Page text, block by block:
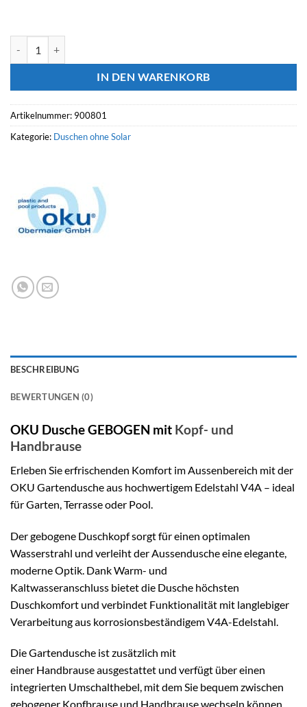
IN DEN WARENKORB
Artikelnummer: 900801
Kategorie: Duschen ohne Solar
BESCHREIBUNG
BEWERTUNGEN (0)
OKU Dusche GEBOGEN mit Kopf- und
Handbrause
Erleben Sie erfrischenden Komfort im Aussenbereich mit der
OKU Gartendusche aus hochwertigem Edelstahl V4A – ideal
für Garten, Terrasse oder Pool.
Der gebogene Duschkopf sorgt für einen optimalen
Wasserstrahl und verleiht der Aussendusche eine elegante,
moderne Optik. Dank Warm- und
Kaltwasseranschluss bietet die Dusche höchsten
Duschkomfort und verbindet Funktionalität mit langlebiger
Verarbeitung aus korrosionsbeständigem V4A-Edelstahl.
Die Gartendusche ist zusätzlich mit
einer Handbrause ausgestattet und verfügt über einen
integrierten Umschalthebel, mit dem Sie bequem zwischen
gebogener Kopfbrause und Handbrause wechseln können.